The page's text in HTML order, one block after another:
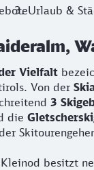
Urlaub &
Vielfalt
Von der
3
die
Kleinod besitzt